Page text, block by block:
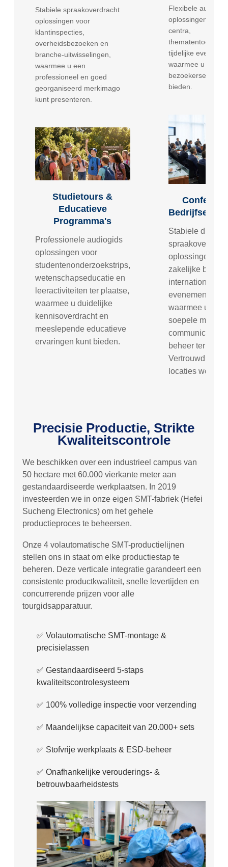
Stabiele spraakoverdracht
oplossingen voor
klantinspecties,
overheidsbezoeken en
branche-uitwisselingen,
waarmee u een
professioneel en goed
georganiseerd merkimago
kunt presenteren.
Studietours &
Educatieve
Programma's
Professionele audiogids
oplossingen voor
studentenonderzoekstrips,
wetenschapseducatie en
leeractiviteiten ter plaatse,
waarmee u duidelijke
kennisoverdracht en
meeslepende educatieve
ervaringen kunt bieden.
Flexibele audio-
oplossingen voor
centra,
tijdelijke
waarmee u
bieden.
Stabiele
oplossingen
zakelijke
internationale
evenementen
waarmee u
soepele
communicatie
beheer ter
Vertrouwd door
locaties
Precisie Productie, Strikte
Kwaliteitscontrole
We beschikken over een industrieel campus van
50 hectare met 60.000 vierkante meter aan
gestandaardiseerde werkplaatsen. In 2019
investeerden we in onze eigen SMT-fabriek (Hefei
Sucheng Electronics) om het gehele
productieproces te beheersen.
Onze 4 volautomatische SMT-productielijnen
stellen ons in staat om elke productiestap te
beheren. Deze verticale integratie garandeert een
consistente productkwaliteit, snelle levertijden en
concurrerende prijzen voor alle
tourgidsapparatuur.
✅️ Volautomatische SMT-montage &
precisielassen
✅️ Gestandaardiseerd 5-staps
kwaliteitscontrolesysteem
✅️ 100% volledige inspectie voor verzending
✅️ Maandelijkse capaciteit van 20.000+ sets
✅️ Stofvrije werkplaats & ESD-beheer
✅️ Onafhankelijke verouderings- &
betrouwbaarheidstests